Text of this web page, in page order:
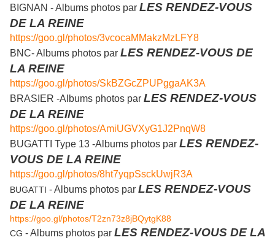
BIGNAN - Albums photos par LES RENDEZ-VOUS
DE LA REINE
https://goo.gl/photos/3vcocaMMakzMzLFY8
BNC- Albums photos par LES RENDEZ-VOUS DE
LA REINE
https://goo.gl/photos/SkBZGcZPUPggaAK3A
BRASIER -Albums photos par LES RENDEZ-VOUS
DE LA REINE
https://goo.gl/photos/AmiUGVXyG1J2PnqW8
BUGATTI Type 13 -Albums photos par LES RENDEZ-
VOUS DE LA REINE
https://goo.gl/photos/8ht7yqpSsckUwjR3A
BUGATTI - Albums photos par LES RENDEZ-VOUS
DE LA REINE
https://goo.gl/photos/T2zn73z8jBQytgK88
CG - Albums photos par LES RENDEZ-VOUS DE LA